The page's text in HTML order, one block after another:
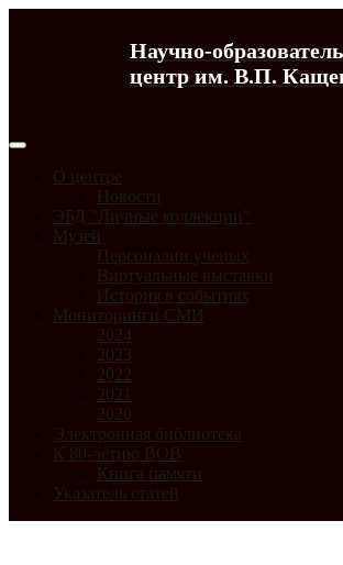
Научно-
центр им. В.П.
О центре
Новости
ЭБД "Личные коллекции"
Музей
Персоналии ученых
Виртуальные выставки
История в событиях
Мониторинги СМИ
2024
2023
2022
2021
2020
Электронная библиотека
К 80-летию ВОВ
Книга памяти
Указатель статей